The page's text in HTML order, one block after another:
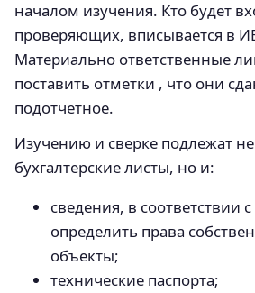
началом изучения. Кто будет
проверяющих, вписывается в
Материально ответственные
поставить отметки , что они
подотчетное.
Изучению и сверке подлежат
бухгалтерские листы, но и:
сведения, в
определить права
объекты;
технические паспорта;